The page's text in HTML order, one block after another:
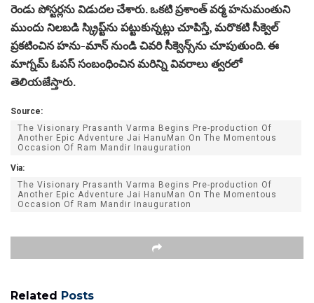
రెండు పోస్టర్లను విడుదల చేశారు. ఒకటి ప్రశాంత్ వర్మ హనుమంతుని
ముందు నిలబడి స్క్రిప్ట్‌ను పట్టుకున్నట్లు చూపిస్తే, మరొకటి సీక్వెల్
ప్రకటించిన హను-మాన్ నుండి చివరి సీక్వెన్స్‌ను చూపుతుంది. ఈ
మాగ్నమ్ ఓపస్ సంబంధించిన మరిన్ని వివరాలు త్వరలో
తెలియజేస్తారు.
Source:
The Visionary Prasanth Varma Begins Pre-production Of
Another Epic Adventure Jai HanuMan On The Momentous
Occasion Of Ram Mandir Inauguration
Via:
The Visionary Prasanth Varma Begins Pre-production Of
Another Epic Adventure Jai HanuMan On The Momentous
Occasion Of Ram Mandir Inauguration
Related Posts